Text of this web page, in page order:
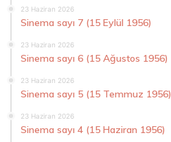
23 Haziran 2026
Sinema sayı 7 (15 Eylül 1956)
23 Haziran 2026
Sinema sayı 6 (15 Ağustos 1956)
23 Haziran 2026
Sinema sayı 5 (15 Temmuz 1956)
23 Haziran 2026
Sinema sayı 4 (15 Haziran 1956)